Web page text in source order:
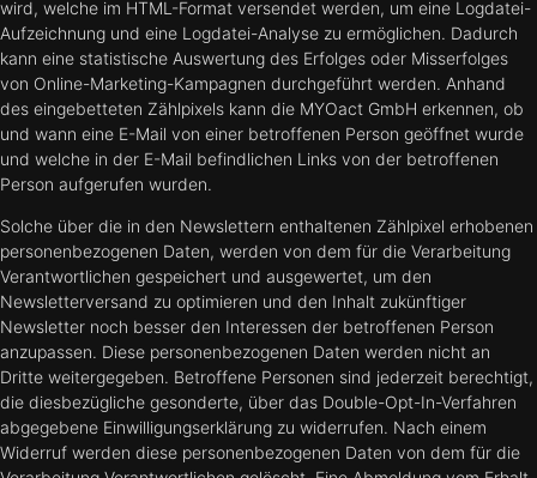
wird, welche im HTML-Format versendet werden, um eine Logdatei-
Aufzeichnung und eine Logdatei-Analyse zu ermöglichen. Dadurch
kann eine statistische Auswertung des Erfolges oder Misserfolges
von Online-Marketing-Kampagnen durchgeführt werden. Anhand
des eingebetteten Zählpixels kann die MYOact GmbH erkennen, ob
und wann eine E-Mail von einer betroffenen Person geöffnet wurde
und welche in der E-Mail befindlichen Links von der betroffenen
Person aufgerufen wurden.
Solche über die in den Newslettern enthaltenen Zählpixel erhobenen
personenbezogenen Daten, werden von dem für die Verarbeitung
Verantwortlichen gespeichert und ausgewertet, um den
Newsletterversand zu optimieren und den Inhalt zukünftiger
Newsletter noch besser den Interessen der betroffenen Person
anzupassen. Diese personenbezogenen Daten werden nicht an
Dritte weitergegeben. Betroffene Personen sind jederzeit berechtigt,
die diesbezügliche gesonderte, über das Double-Opt-In-Verfahren
abgegebene Einwilligungserklärung zu widerrufen. Nach einem
Widerruf werden diese personenbezogenen Daten von dem für die